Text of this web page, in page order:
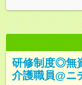
研修制度◎無
介護職員@ニ